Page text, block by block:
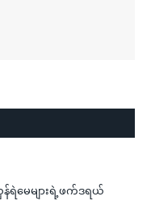
ရဲမေများရဲ့ဖက်ဒရယ်